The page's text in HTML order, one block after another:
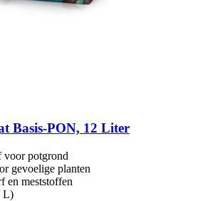
Basis-​PON, 12 Liter
voor potgrond
gevoelige planten
en meststoffen
L)